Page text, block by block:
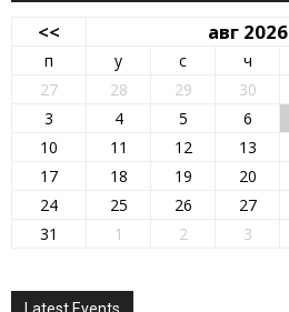
<< авг 2026
п у с ч
27
28 29 30
3
4 5 6
10
11 12 13
17
18 19 20
24
25 26 27
31
1 2 3